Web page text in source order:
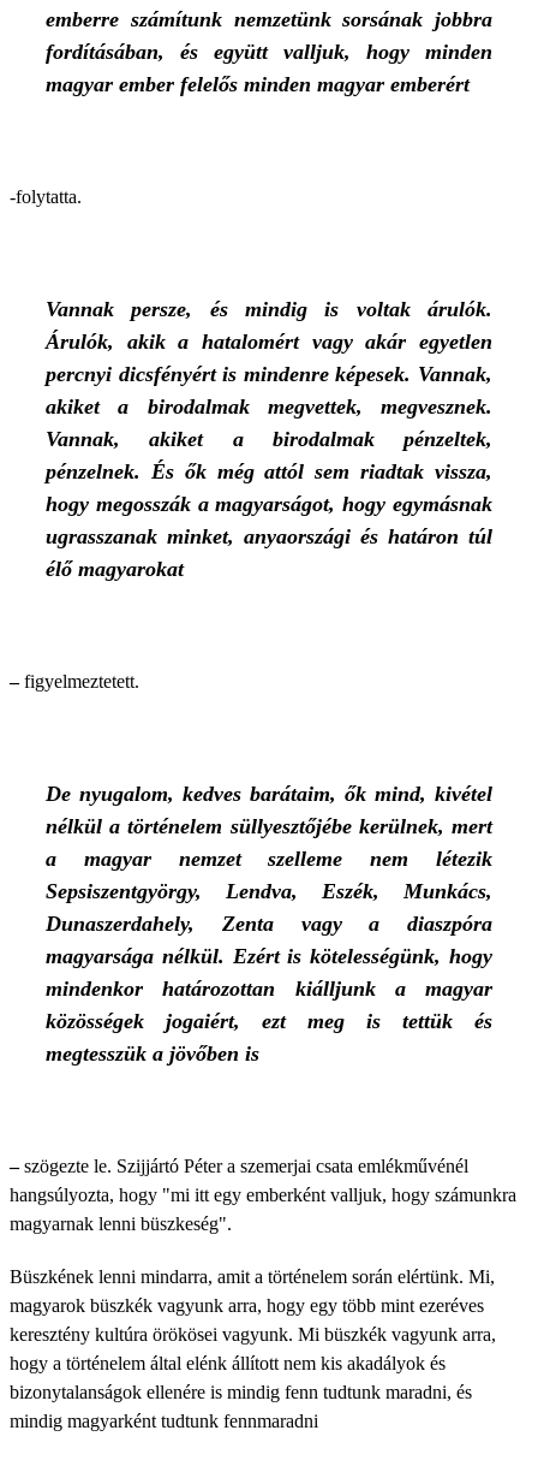
emberre számítunk nemzetünk sorsának jobbra
fordításában, és együtt valljuk, hogy minden
magyar ember felelős minden magyar emberért
-folytatta.
Vannak persze, és mindig is voltak árulók.
Árulók, akik a hatalomért vagy akár egyetlen
percnyi dicsfényért is mindenre képesek. Vannak,
akiket a birodalmak megvettek, megvesznek.
Vannak, akiket a birodalmak pénzeltek,
pénzelnek. És ők még attól sem riadtak vissza,
hogy megosszák a magyarságot, hogy egymásnak
ugrasszanak minket, anyaországi és határon túl
élő magyarokat
–figyelmeztetett.
De nyugalom, kedves barátaim, ők mind, kivétel
nélkül a történelem süllyesztőjébe kerülnek, mert
a magyar nemzet szelleme nem létezik
Sepsiszentgyörgy, Lendva, Eszék, Munkács,
Dunaszerdahely, Zenta vagy a diaszpóra
magyarsága nélkül. Ezért is kötelességünk, hogy
mindenkor határozottan kiálljunk a magyar
közösségek jogaiért, ezt meg is tettük és
megtesszük a jövőben is
–szögezte le. Szijjártó Péter a szemerjai csata emlékművénél
hangsúlyozta, hogy "mi itt egy emberként valljuk, hogy számunkra
magyarnak lenni büszkeség".
Büszkének lenni mindarra, amit a történelem során elértünk. Mi,
magyarok büszkék vagyunk arra, hogy egy több mint ezeréves
keresztény kultúra örökösei vagyunk. Mi büszkék vagyunk arra,
hogy a történelem által elénk állított nem kis akadályok és
bizonytalanságok ellenére is mindig fenn tudtunk maradni, és
mindig magyarként tudtunk fennmaradni